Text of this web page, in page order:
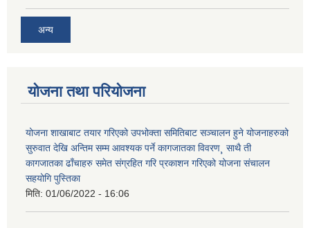
अन्य
योजना तथा परियोजना
योजना शाखाबाट तयार गरिएको उपभोक्ता समितिबाट सञ्चालन हुने योजनाहरुको
सुरुवात देखि अन्तिम सम्म आवश्यक पर्ने कागजातका विवरण¸ साथै ती
कागजातका ढाँचाहरु समेत संग्रहित गरि प्रकाशन गरिएको योजना संचालन
सहयोगि पुस्तिका
मिति: 01/06/2022 - 16:06